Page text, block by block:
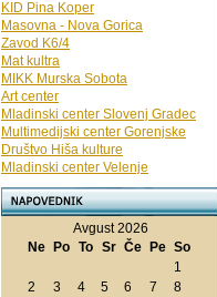
KID Pina Koper
Masovna - Nova Gorica
Zavod K6/4
Mat kultra
MIKK Murska Sobota
Art center
Mladinski center Slovenj Gradec
Multimedijski center Gorenjske
Društvo Hiša kulture
Mladinski center Velenje
Avgust 2026
Ne
Po To Sr Če Pe So
1
2
3 4 5 6 7
8